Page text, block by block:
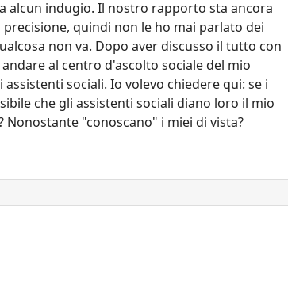
alcun indugio. Il nostro rapporto sta ancora
quindi non le ho mai parlato dei
non va. Dopo aver discusso il tutto con
al centro d'ascolto sociale del mio
sociali. Io volevo chiedere qui: se i
che gli assistenti sociali diano loro il mio
"conoscano" i miei di vista?